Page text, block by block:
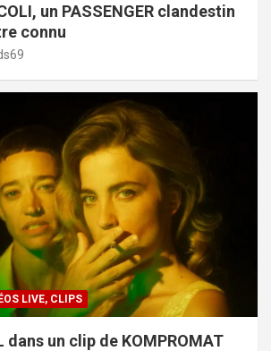
un PASSENGER clandestin
connu
LIVE, CLIPS
dans un clip de KOMPROMAT